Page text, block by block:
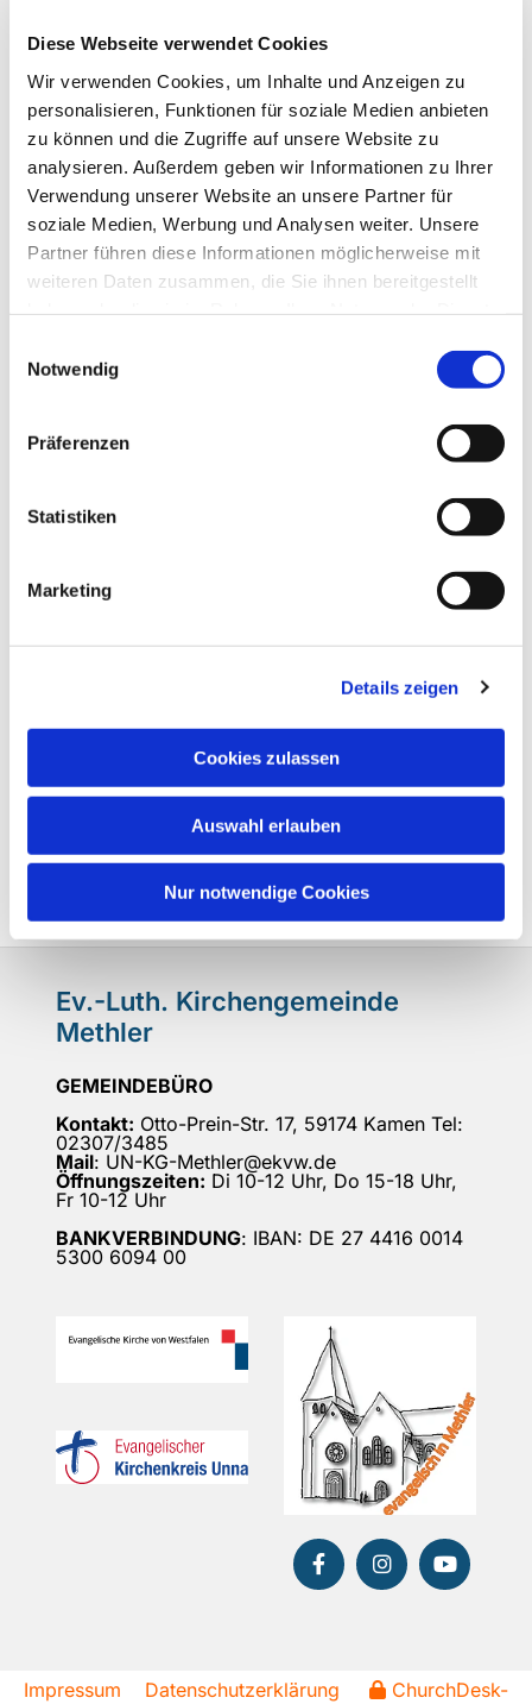
Diese Webseite verwendet Cookies
Wir verwenden Cookies, um Inhalte und Anzeigen zu
personalisieren, Funktionen für soziale Medien anbieten
zu können und die Zugriffe auf unsere Website zu
analysieren. Außerdem geben wir Informationen zu Ihrer
Verwendung unserer Website an unsere Partner für
soziale Medien, Werbung und Analysen weiter. Unsere
Partner führen diese Informationen möglicherweise mit
weiteren Daten zusammen, die Sie ihnen bereitgestellt
Notwendig
Präferenzen
Statistiken
Marketing
Details zeigen
Cookies zulassen
Auswahl erlauben
Nur notwendige Cookies
Dies könnte Sie auch
interessieren
Ev.-Luth. Kirchengemeinde
Methler
GEMEINDEBÜRO
Kontakt: Otto-Prein-Str. 17, 59174 Kamen Tel:
02307/3485
Mail: UN-KG-Methler@ekvw.de
Öffnungszeiten: Di 10-12 Uhr, Do 15-18 Uhr,
Fr 10-12 Uhr
BANKVERBINDUNG: IBAN: DE 27 4416 0014
5300 6094 00
Impressum Datenschutzerklärung ChurchDesk-